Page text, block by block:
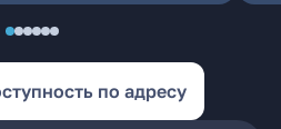
по адресу